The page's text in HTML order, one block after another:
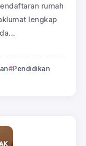
rumah
lengkap
Pendidikan